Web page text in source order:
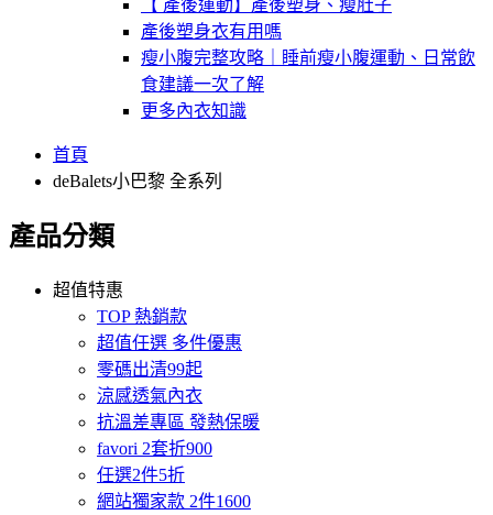
【 產後運動】產後塑身、瘦肚子
產後塑身衣有用嗎
瘦小腹完整攻略｜睡前瘦小腹運動、日常飲
食建議一次了解
更多內衣知識
首頁
deBalets小巴黎 全系列
產品分類
超值特惠
TOP 熱銷款
超值任選 多件優惠
零碼出清99起
涼感透氣內衣
抗溫差專區 發熱保暖
favori 2套折900
任選2件5折
網站獨家款 2件1600